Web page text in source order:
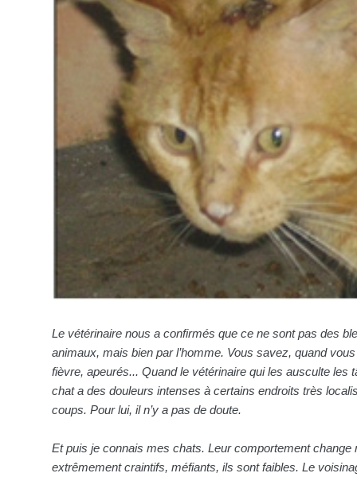
Le vétérinaire nous a confirmés que ce ne sont pas des
animaux, mais bien par l’homme. Vous savez, quand
fièvre, apeurés... Quand le vétérinaire qui les ausculte les
chat a des douleurs intenses à certains endroits très
coups. Pour lui, il n’y a pas de doute.
Et puis je connais mes chats. Leur comportement change
extrêmement craintifs, méfiants, ils sont faibles. Le